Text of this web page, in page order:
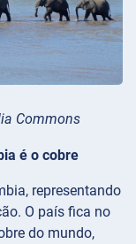
Commons
é o cobre
representando
O país fica no
do mundo,